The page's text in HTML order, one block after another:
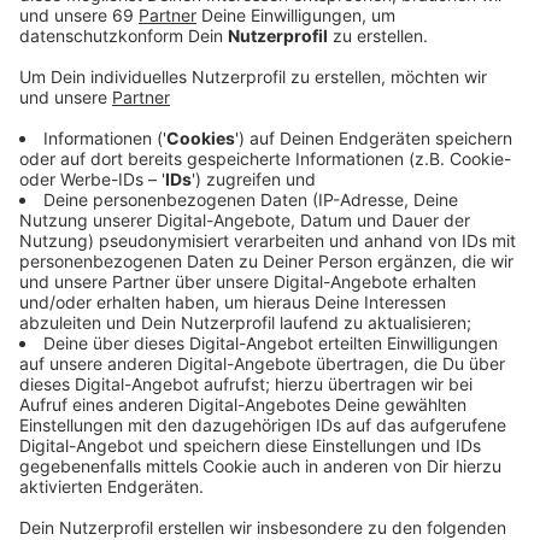
Stefan Grützmacher im ANTENNE MÜNSTER-
Interview.
Veröffentlicht:Dienstag, 18.06.2019 05:25
Anzeige
Das neue Kraftwerk könnte auf dem Stadtwerke-
Grundstück am Mittelhafen gebaut werden. Es soll
rund 80 Millionen Euro kosten und besonders
klimaschonend arbeiten. Rund 90 Prozent der Summe
würde über das Kraft-Wärme-Kopplungsgesetz
gefördert werden. Vorgesehen ist eine Anlage mit
sechs Gasmotoren, die flexibler als bisher die stark
fluktuierende Erzeugung von erneuerbarem Strom aus
Wind oder Sonne ausgleichen kann.
Das alte Kraftwerk am Eingang des Hafenbeckens